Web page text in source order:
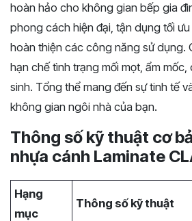
hoàn hảo cho không gian bếp gia
phong cách hiện đại, tận dụng tối
hoàn thiện các công năng sử dụng.
hạn chế tình trạng mối mọt, ẩm
sinh. Tổng thể mang đến sự tinh tế
không gian ngôi nhà của bạn.
Thông số kỹ thuật cơ
nhựa cánh Laminate
Hạng
mục
Thông số kỹ thuật